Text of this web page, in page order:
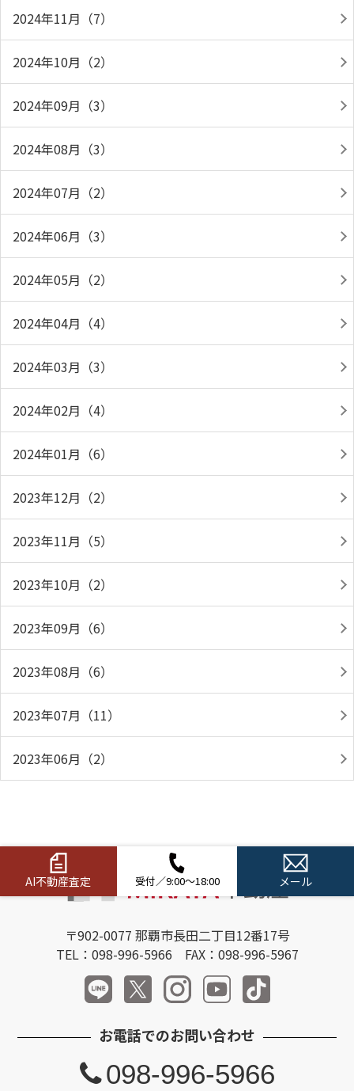
2024年11月（7）
2024年10月（2）
2024年09月（3）
2024年08月（3）
2024年07月（2）
2024年06月（3）
2024年05月（2）
2024年04月（4）
2024年03月（3）
2024年02月（4）
2024年01月（6）
2023年12月（2）
2023年11月（5）
2023年10月（2）
2023年09月（6）
2023年08月（6）
2023年07月（11）
2023年06月（2）
AI不動産査定 受付／9:00～18:00 メール
〒902-0077 那覇市長田二丁目12番17号
TEL：098-996-5966 FAX：098-996-5967
お電話でのお問い合わせ
098-996-5966